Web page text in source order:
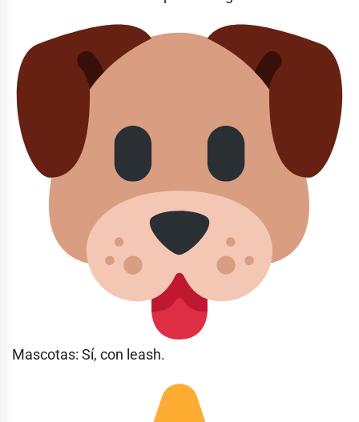
Mascotas: Sí, con leash.